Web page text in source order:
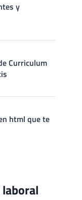
y
Curriculum
html que te